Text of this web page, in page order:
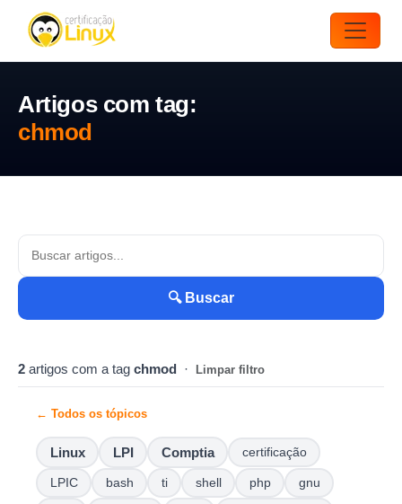
Artigos com tag:
chmod
🔍 Buscar
2 artigos com a tag chmod · Limpar filtro
← Todos os tópicos
Linux LPI Comptia certificação
LPIC bash ti shell php gnu